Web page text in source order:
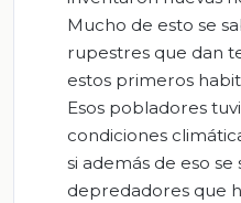
Mucho de esto se
rupestres que dan
estos primeros
Esos pobladores
condiciones
si además de eso
depredadores que